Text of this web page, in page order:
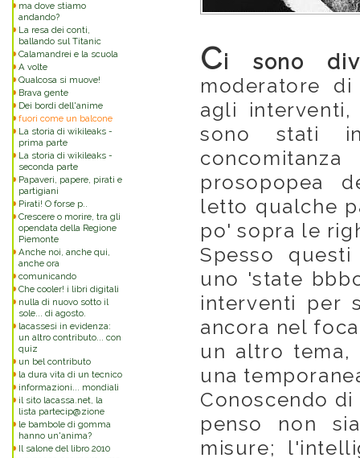
ma dove stiamo
andando?
La resa dei conti,
ballando sul Titanic
Calamandrei e la scuola
A volte
Qualcosa si muove!
Brava gente
Dei bordi dell'anime
fuori come un balcone
La storia di wikileaks -
prima parte
La storia di wikileaks -
seconda parte
Papaveri, papere, pirati e
partigiani
Pirati! O forse p..
Crescere o morire, tra gli
opendata della Regione
Piemonte
Anche noi, anche qui,
anche ora
comunicando
Che cooler! i libri digitali
nulla di nuovo sotto il
sole... di agosto.
lacassesi in evidenza:
un altro contributo... con
quiz
un bel contributo
la dura vita di un tecnico
informazioni... mondiali
il sito lacassa.net, la
lista partecip@zione
le bambole di gomma
hanno un'anima?
Il salone del libro 2010
Ci sono
moderatore
agli
sono stati
prosopopea
letto qualche
po' sopra le
Spesso
uno 'state
interventi per
ancora nel
un altro
una
Conoscendo
penso non
misure;